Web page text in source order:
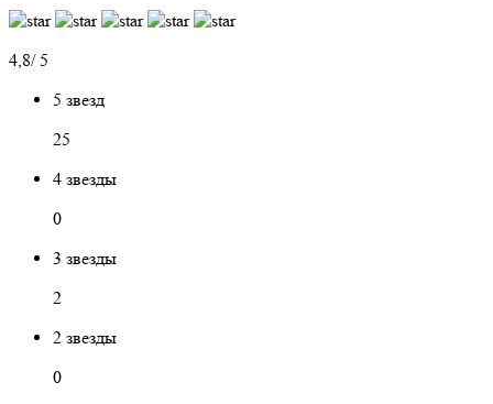
4,8/ 5
5 звезд
25
4 звезды
0
3 звезды
2
2 звезды
0